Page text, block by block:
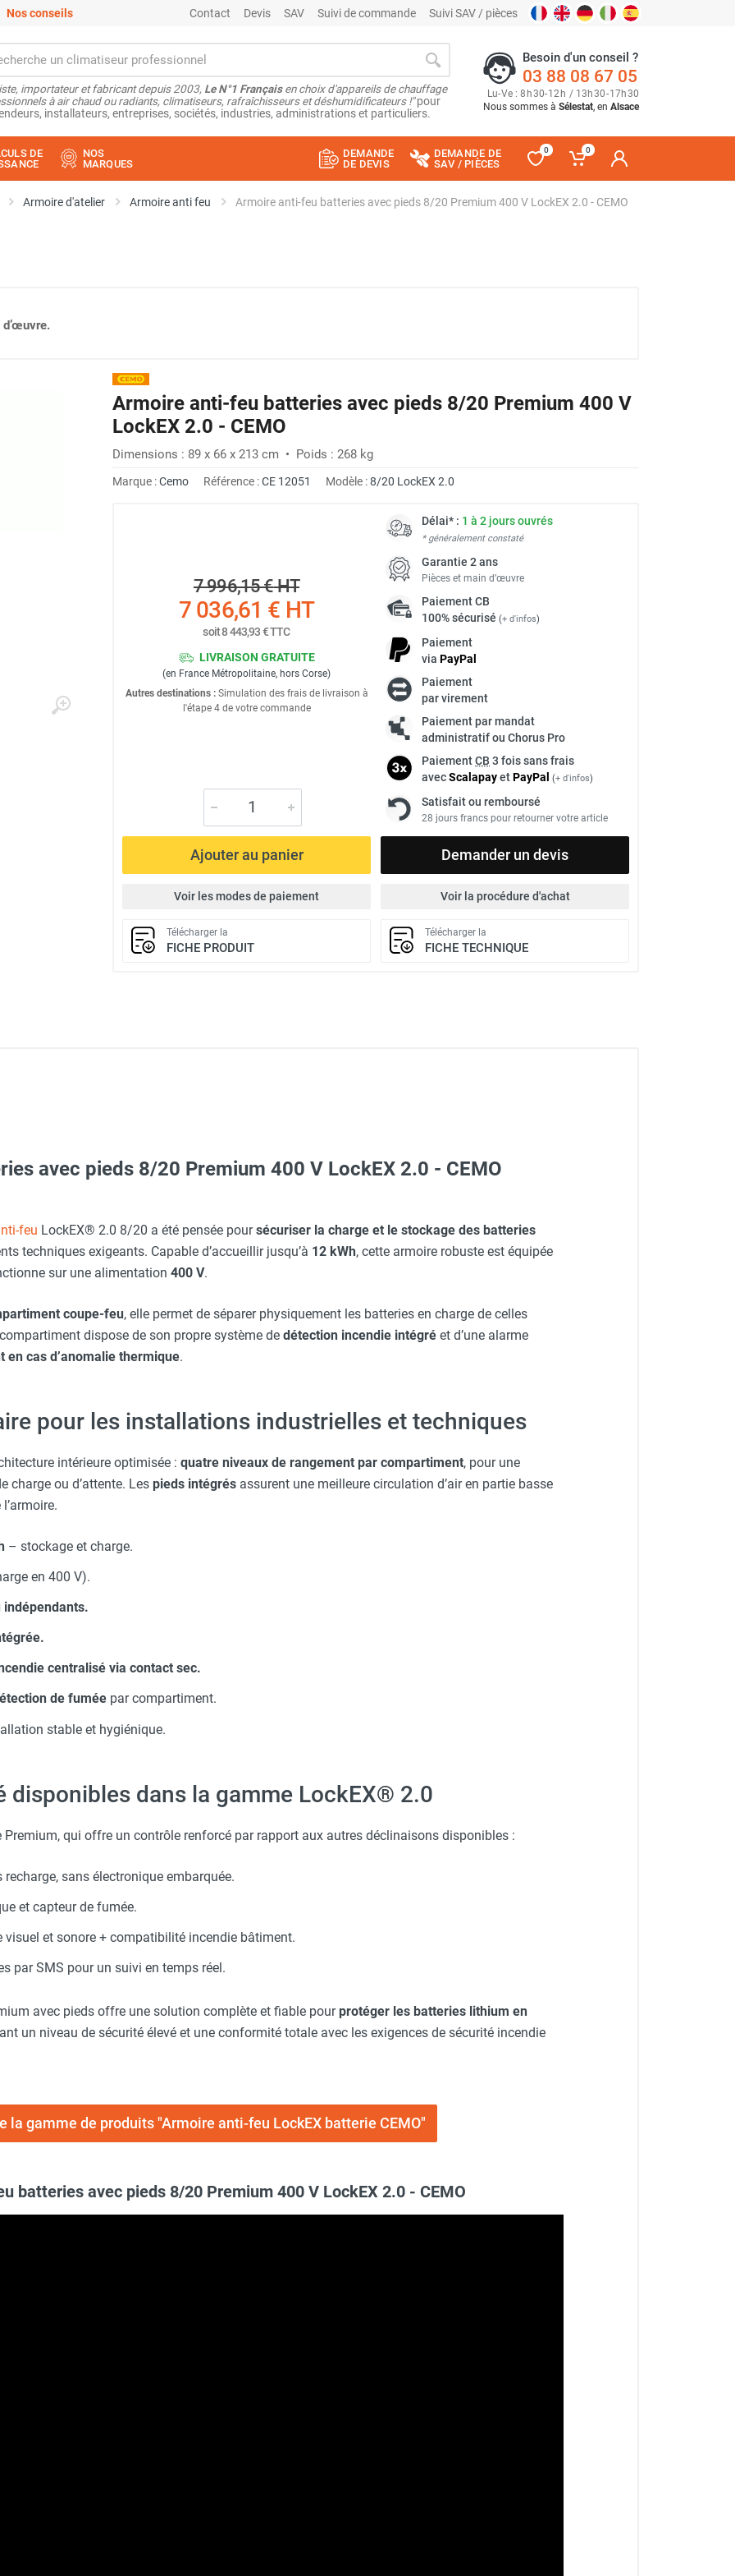
Nos conseils Contact Devis SAV Suivi de commande Suivi SAV / pièces
importateur et fabricant depuis 2003, Le N°1 Françaisen choix d'appareils de chauffage
à air chaud ou radiants, climatiseurs, rafraîchisseurs et déshumidificateurs !"pour
installateurs, entreprises, sociétés, industries, administrations et particuliers.
Besoin d'un conseil ?
03 88 08 67 05
Lu-Ve : 8h30-12h / 13h30-17h30
Nous sommes à Sélestat, en Alsace
DE
NOS
MARQUES
DEMANDE
DE DEVIS
DEMANDE DE
SAV / PIÈCES
0 0
Armoire d'atelier Armoire anti feu Armoire anti-feu batteries avec pieds 8/20 Premium 400 V LockEX 2.0 - CEMO
Armoire anti-feu batteries avec pieds 8/20 Premium 400 V
LockEX 2.0 - CEMO
Dimensions : 89 x 66 x 213 cm • Poids : 268 kg
Marque :Cemo Référence :CE 12051 Modèle :8/20 LockEX 2.0
7 996,15 €HT
7 036,61 € HT
soit8 443,93 €TTC
LIVRAISON GRATUITE
(en France Métropolitaine, hors Corse)
Autres destinations :Simulation des frais de livraison à
l'étape 4 de votre commande
Délai* : 1 à 2 jours ouvrés
* généralement constaté
Garantie 2 ans
Pièces et main d’œuvre
PaiementCB
100% sécurisé (+ d'infos)
Paiement
via PayPal
Paiement
par virement
Paiement par mandat
administratif ou Chorus Pro
PaiementCB 3 fois sans frais
avecScalapayetPayPal (+ d'infos)
Satisfait ou remboursé
28 jours francs pour retourner votre article
Ajouter au panier Demander un devis
Voir les modes de paiement Voir la procédure d'achat
Télécharger la
FICHE PRODUIT
Télécharger la
FICHE TECHNIQUE
hayon - CEMO
sans fil - Lot de 2 - CEMO
batteries Lithium - CEMO
protège-menton Smartguard PE 10H - HUSQVARNA
tête réglable - HUSQVARNA
avec pieds 8/20 Premium 400 V LockEX 2.0 - CEMO
feu LockEX® 2.0 8/20 a été pensée poursécuriser la charge et le stockage des batteries
techniques exigeants. Capable d’accueillir jusqu’à 12 kWh, cette armoire robuste est équipée
sur une alimentation 400 V.
coupe-feu, elle permet de séparer physiquement les batteries en charge de celles
dispose de son propre système de détection incendie intégré et d’une alarme
en cas d’anomalie thermique.
pour les installations industrielles et techniques
intérieure optimisée : quatre niveaux de rangement par compartiment, pour une
charge ou d’attente. Les pieds intégrés assurent une meilleure circulation d’air en partie basse
– stockage et charge.
en 400 V).
centralisé via contact sec.
de fumée par compartiment.
stable et hygiénique.
disponibles dans la gamme LockEX® 2.0
Premium, qui offre un contrôle renforcé par rapport aux autres déclinaisons disponibles :
sans électronique embarquée.
et capteur de fumée.
visuel et sonore + compatibilité incendie bâtiment.
par SMS pour un suivi en temps réel.
avec pieds offre une solution complète et fiable pourprotéger les batteries lithium en
un niveau de sécurité élevé et une conformité totale avec les exigences de sécurité incendie
la gamme de produits "Armoire anti-feu LockEX batterie CEMO"
batteries avec pieds 8/20 Premium 400 V LockEX 2.0 - CEMO